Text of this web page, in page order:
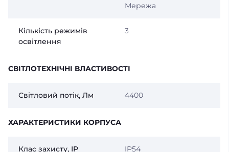
Мережа
Кількість режимів
освітлення
3
СВІТЛОТЕХНІЧНІ ВЛАСТИВОСТІ
Світловий потік, Лм 4400
ХАРАКТЕРИСТИКИ КОРПУСА
Клас захисту, IP IP54